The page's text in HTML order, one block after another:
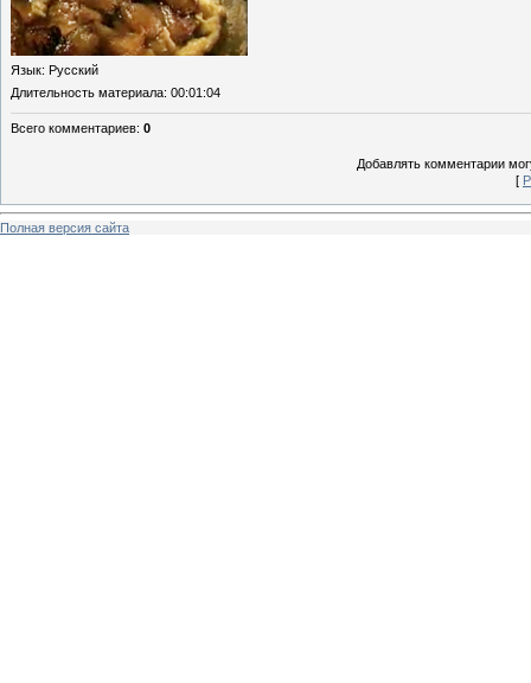
Язык: Русский
Длительность материала: 00:01:04
Всего комментариев: 0
Добавлять комментарии
[
Полная версия сайта